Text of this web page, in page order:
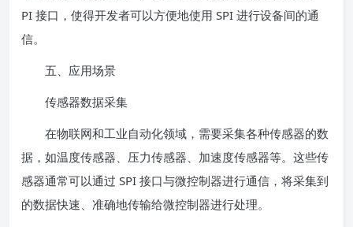
PI 接口，使得开发者可以方便地使用 SPI 进行设备间的通
信。
五、应用场景
传感器数据采集
在物联网和工业自动化领域，需要采集各种传感器的数
据，如温度传感器、压力传感器、加速度传感器等。这些传
感器通常可以通过 SPI 接口与微控制器进行通信，将采集到
的数据快速、准确地传输给微控制器进行处理。